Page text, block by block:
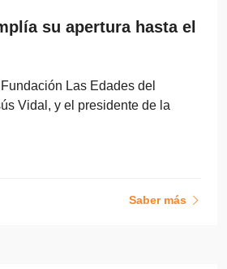
su apertura hasta el
Las Edades del
Vidal, y el presidente de la
Saber más